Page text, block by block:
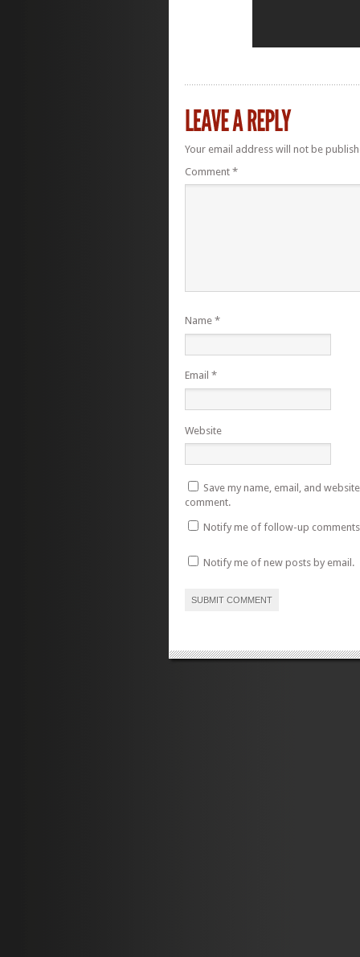
Your email address will not be
Comment *
Name *
Email *
Website
Save my name, email, and
comment.
Notify me of follow-up
Notify me of new posts by email.